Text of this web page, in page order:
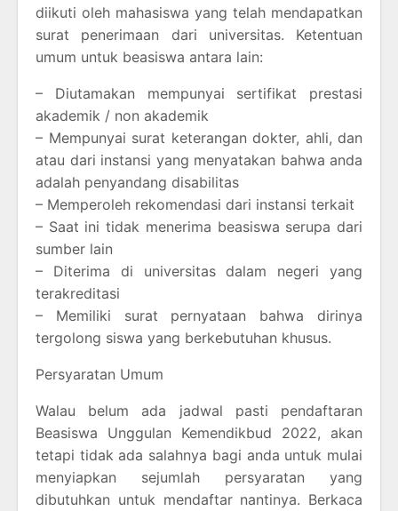
diikuti oleh mahasiswa yang telah mendapatkan
surat penerimaan dari universitas. Ketentuan
umum untuk beasiswa antara lain:
– Diutamakan mempunyai sertifikat prestasi
akademik / non akademik
– Mempunyai surat keterangan dokter, ahli, dan
atau dari instansi yang menyatakan bahwa anda
adalah penyandang disabilitas
– Memperoleh rekomendasi dari instansi terkait
– Saat ini tidak menerima beasiswa serupa dari
sumber lain
– Diterima di universitas dalam negeri yang
terakreditasi
– Memiliki surat pernyataan bahwa dirinya
tergolong siswa yang berkebutuhan khusus.
Persyaratan Umum
Walau belum ada jadwal pasti pendaftaran
Beasiswa Unggulan Kemendikbud 2022, akan
tetapi tidak ada salahnya bagi anda untuk mulai
menyiapkan sejumlah persyaratan yang
dibutuhkan untuk mendaftar nantinya. Berkaca